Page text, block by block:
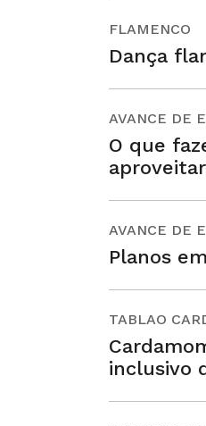
FLAMENCO
Dança
AVANCE DE
O que
AVANCE DE
Planos
TABLAO
inclusivo